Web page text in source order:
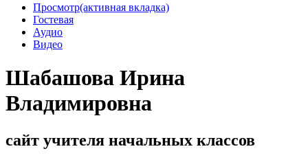
Просмотр(активная вкладка)
Гостевая
Аудио
Видео
Шабашова Ирина
Владимировна
сайт учителя начальных классов